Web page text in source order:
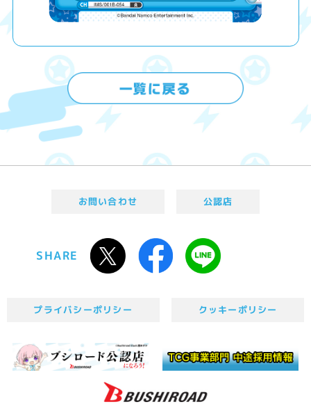
お問い合わせ 公認店
SHARE
プライバシーポリシー クッキーポリシー